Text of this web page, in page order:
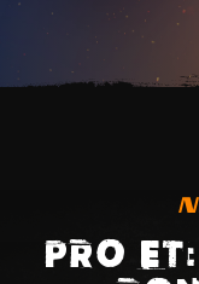
PRO ET: